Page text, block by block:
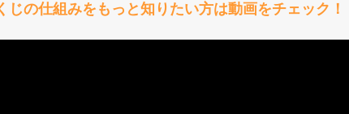
の仕組みをもっと知りたい方は動画をチェック！